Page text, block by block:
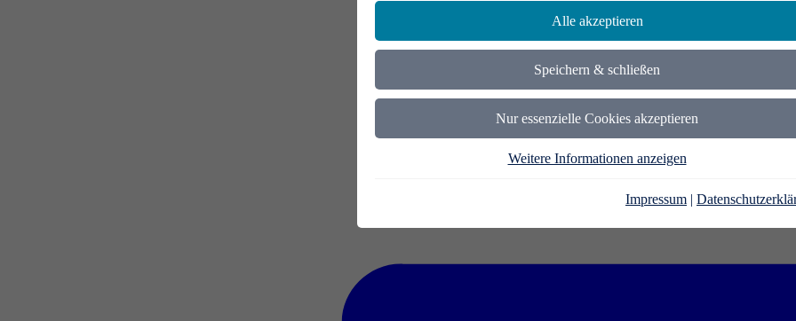
Alle akzeptieren
Speichern & schließen
Nur essenzielle Cookies akzeptieren
Weitere Informationen anzeigen
Impressum |